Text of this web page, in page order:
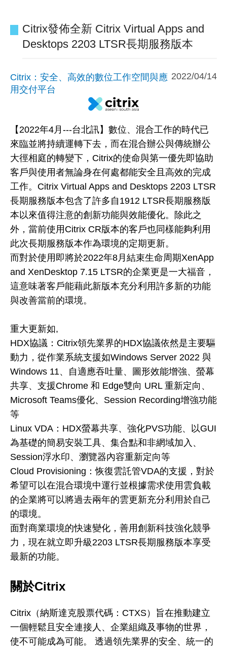
Citrix發佈全新 Citrix Virtual Apps and
Desktops 2203 LTSR長期服務版本
Citrix：安全、高效的數位工作空間與應
用交付平台
2022/04/14
【2022年4月---台北訊】數位、混合工作的時代已
來臨並將持續運轉下去，而在混合辦公與傳統辦公
大徑相庭的轉變下，Citrix的使命與第一優先即協助
客戶與使用者無論身在何處都能安全且高效的完成
工作。Citrix Virtual Apps and Desktops 2203 LTSR
長期服務版本包含了許多自1912 LTSR長期服務版
本以來值得注意的創新功能與效能優化。除此之
外，當前使用Citrix CR版本的客戶也同樣能夠利用
此次長期服務版本作為環境的定期更新。
而對於使用即將於2022年8月結束生命周期XenApp
and XenDesktop 7.15 LTSR的企業更是一大福音，
這意味著客戶能藉此新版本充分利用許多新的功能
與改善當前的環境。
重大更新如,
HDX協議：Citrix領先業界的HDX協議依然是主要驅
動力，從作業系統支援如Windows Server 2022 與
Windows 11、自適應吞吐量、圖形效能增強、螢幕
共享、支援Chrome 和 Edge雙向 URL 重新定向、
Microsoft Teams優化、Session Recording增強功能
等
Linux VDA：HDX螢幕共享、強化PVS功能、以GUI
為基礎的簡易安裝工具、集合點和非網域加入、
Session浮水印、瀏覽器內容重新定向等
Cloud Provisioning：恢復雲託管VDA的支援，對於
希望可以在混合環境中運行並根據需求使用雲負載
的企業將可以將過去兩年的雲更新充分利用於自己
的環境。
面對商業環境的快速變化，善用創新科技強化競爭
力，現在就立即升級2203 LTSR長期服務版本享受
最新的功能。
關於Citrix
Citrix（納斯達克股票代碼：CTXS）旨在推動建立
一個輕鬆且安全連接人、企業組織及事物的世界，
使不可能成為可能。 透過領先業界的安全、統一的